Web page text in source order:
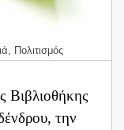
, Πολιτισμός
Βιβλιοθήκης
την